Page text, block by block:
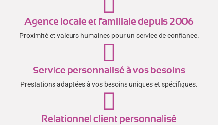
Agence locale et familiale depuis 2006
Proximité et valeurs humaines pour un service de confiance.
Service personnalisé à vos besoins
Prestations adaptées à vos besoins uniques et spécifiques.
Relationnel client personnalisé